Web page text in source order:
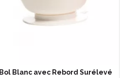
Bol Blanc avec Rebord Surélevé